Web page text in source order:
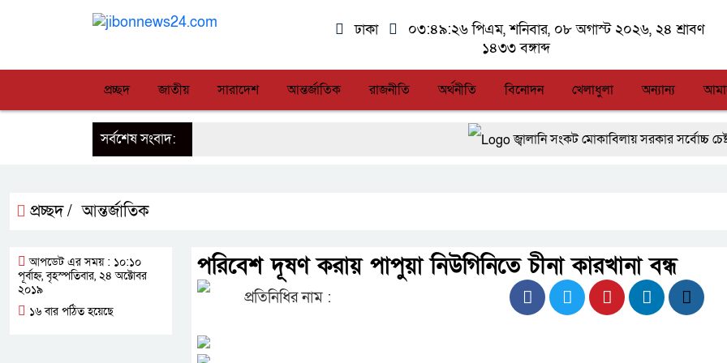
ঢাকা ০৩:৪৯:২৬ পিএম, শনিবার, ০৮ অগাস্ট ২০২৬, ২৪ শ্রাবণ
১৪৩৩ বঙ্গাব্দ
প্রচ্ছদ জাতীয় সারাদেশ আন্তর্জাতিক রাজনীতি অর্থনীতি বিনোদন খেলাধুলা অন্যান্য
সর্বশেষ সংবাদ: জ্বালানি সংকট মোকাবিলায় সরকার সর্বোচ্চ চেষ্টা
আত-তানযীল ইনস্টিটিউট চট্টগ্রাম দুবছর পেরিয়ে
ফ্যাসিবাদবিরোধী আন্দোলনে হত্যাকাণ্ডের বিচার হবে
প্রচ্ছদ / আন্তর্জাতিক
পরিবেশ দূষণ করায় পাপুয়া নিউগিনিতে চীনা কারখানা বন্ধ
প্রতিনিধির নাম :
আপডেট এর সময় : ১০:১০
পূর্বাহ্ন, বৃহস্পতিবার, ২৪ অক্টোবর
২০১৯
১৬ বার পঠিত হয়েছে